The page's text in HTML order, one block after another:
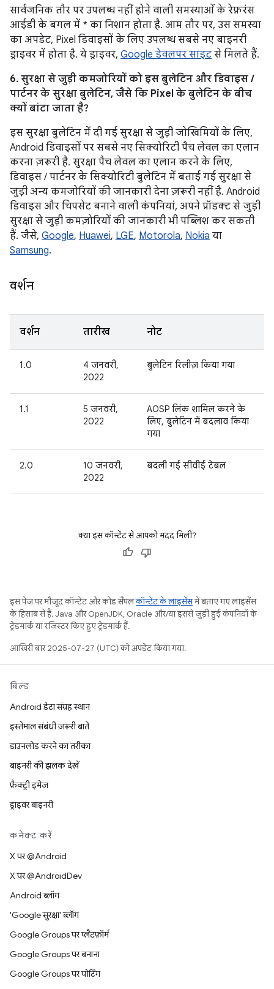
सार्वजनिक तौर पर उपलब्ध नहीं होने वाली समस्याओं के रेफ़रंस
आईडी के बगल में * का निशान होता है. आम तौर पर, उस समस्या
का अपडेट, Pixel डिवाइसों के लिए उपलब्ध सबसे नए बाइनरी
ड्राइवर में होता है. ये ड्राइवर, Google डेवलपर साइट से मिलते हैं.
6. सुरक्षा से जुड़ी कमजोरियों को इस बुलेटिन और डिवाइस /
पार्टनर के सुरक्षा बुलेटिन, जैसे कि Pixel के बुलेटिन के बीच
क्यों बांटा जाता है?
इस सुरक्षा बुलेटिन में दी गई सुरक्षा से जुड़ी जोखिमियों के लिए,
Android डिवाइसों पर सबसे नए सिक्योरिटी पैच लेवल का एलान
करना ज़रूरी है. सुरक्षा पैच लेवल का एलान करने के लिए,
डिवाइस / पार्टनर के सिक्योरिटी बुलेटिन में बताई गई सुरक्षा से
जुड़ी अन्य कमजोरियों की जानकारी देना ज़रूरी नहीं है. Android
डिवाइस और चिपसेट बनाने वाली कंपनियां, अपने प्रॉडक्ट से जुड़ी
सुरक्षा से जुड़ी कमज़ोरियों की जानकारी भी पब्लिश कर सकती
हैं. जैसे, Google, Huawei, LGE, Motorola, Nokia या
Samsung.
वर्शन
वर्शन तारीख नोट
1.0
4 जनवरी,
2022
बुलेटिन रिलीज़ किया गया
1.1
5 जनवरी,
2022
AOSP लिंक शामिल करने के
लिए, बुलेटिन में बदलाव किया
गया
2.0
10 जनवरी,
2022
बदली गई सीवीई टेबल
क्या इस कॉन्टेंट से आपको मदद मिली?
इस पेज पर मौजूद कॉन्टेंट और कोड सैंपलकॉन्टेंट के लाइसेंसमें बताए गए लाइसेंस
के हिसाब से हैं. Java और OpenJDK, Oracle और/या इससे जुड़ी हुई कंपनियों के
ट्रेडमार्क या रजिस्टर किए हुए ट्रेडमार्क हैं.
आखिरी बार 2025-07-27 (UTC) को अपडेट किया गया.
बिल्ड
Android डेटा संग्रह स्थान
इस्तेमाल संबंधी ज़रूरी बातें
डाउनलोड करने का तरीका
बाइनरी की झलक देखें
फ़ैक्ट्री इमेज
ड्राइवर बाइनरी
कनेक्ट करें
X पर @Android
X पर @AndroidDev
Android ब्लॉग
'Google सुरक्षा' ब्लॉग
Google Groups पर प्लैटफ़ॉर्म
Google Groups पर बनाना
Google Groups पर पोर्टिंग